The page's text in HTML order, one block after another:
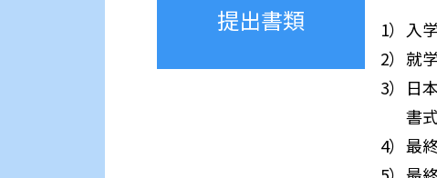
提出書類
入
就
日
書式
最